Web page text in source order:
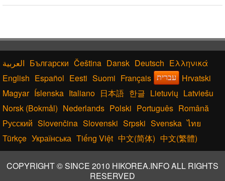
Български Čeština Dansk Deutsch Ελληνικά
English Español Eesti Suomi Français עברית
Hrvatski
Magyar Íslenska Italiano 日本語 한글 Lietuvių Latviešu
Norsk (Bokmål) Nederlands Polski Português Română
Русский Slovenčina Slovenski Srpski Svenska ไทย
Türkçe Українська Tiếng Việt 中文(简体) 中文(繁體)
COPYRIGHT © SINCE 2010 HIKOREA.INFO ALL RIGHTS
RESERVED